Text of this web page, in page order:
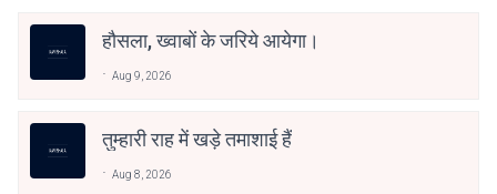
हौसला, ख्वाबों के जरिये आयेगा।
Aug 9, 2026
तुम्हारी राह में खड़े तमाशाई हैं
Aug 8, 2026